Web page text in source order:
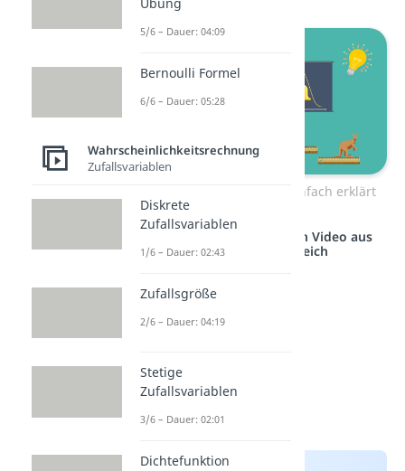
Zentraler Grenzwertsatz einfach erklärt
Studyflix vernetzt: Hier ein Video aus
einem anderen Bereich
5/6 – Dauer: 04:09
Bernoulli Formel
6/6 – Dauer: 05:28
Wahrscheinlichkeitsrechnung
Zufallsvariablen
Diskrete
Zufallsvariablen
1/6 – Dauer: 02:43
Zufallsgröße
2/6 – Dauer: 04:19
Stetige
Zufallsvariablen
3/6 – Dauer: 02:01
Dichtefunktion